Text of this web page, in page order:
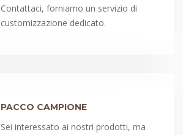
Contattaci, forniamo un servizio di
customizzazione dedicato.
PACCO CAMPIONE
Sei interessato ai nostri prodotti, ma